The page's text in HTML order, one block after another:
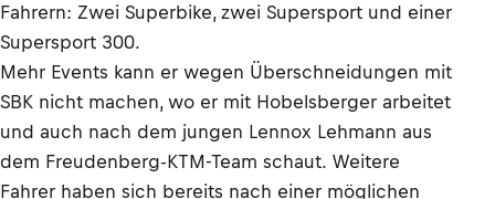
Fahrern: Zwei Superbike, zwei Supersport und einer
Supersport 300.
Mehr Events kann er wegen Überschneidungen mit
SBK nicht machen, wo er mit Hobelsberger arbeitet
und auch nach dem jungen Lennox Lehmann aus
dem Freudenberg-KTM-Team schaut. Weitere
Fahrer haben sich bereits nach einer möglichen